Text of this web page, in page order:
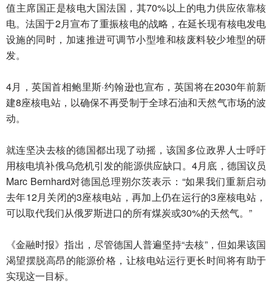
值主席国正是核电大国法国，其70%以上的电力供应依靠核
电。法国于2月宣布了重振核电的战略，在延长现有核电发电
设施的同时，加速推进可调节小型堆和核废料较少堆型的研
发。
4月，英国首相鲍里斯·约翰逊也宣布，英国将在2030年前新
建8座核电站，以确保不再受制于全球石油和天然气市场的波
动。
就连坚决去核的德国都出现了动摇，该国多位政界人士呼吁
用核电填补俄乌危机引发的能源供应缺口。4月底，德国议员
Marc Bernhard对德国总理朔尔茨表示：“如果我们重新启动
去年12月关闭的3座核电站，再加上仍在运行的3座核电站，
可以取代我们从俄罗斯进口的所有煤炭或30%的天然气。”
《金融时报》指出，尽管德国人普遍坚持“去核”，但如果该国
渴望摆脱高昂的能源价格，让核电站运行更长时间将有助于
实现这一目标。